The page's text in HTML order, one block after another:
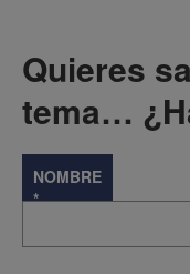
Quieres
tema…
NOMBRE
*